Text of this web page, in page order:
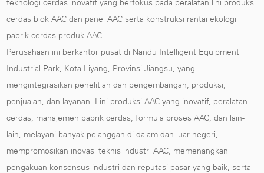
teknologi cerdas inovatif yang berfokus pada peralatan lini produksi
cerdas blok AAC dan panel AAC serta konstruksi rantai ekologi
pabrik cerdas produk AAC.
Perusahaan ini berkantor pusat di Nandu Intelligent Equipment
Industrial Park, Kota Liyang, Provinsi Jiangsu, yang
mengintegrasikan penelitian dan pengembangan, produksi,
penjualan, dan layanan. Lini produksi AAC yang inovatif, peralatan
cerdas, manajemen pabrik cerdas, formula proses AAC, dan lain-
lain, melayani banyak pelanggan di dalam dan luar negeri,
mempromosikan inovasi teknis industri AAC, memenangkan
pengakuan konsensus industri dan reputasi pasar yang baik, serta